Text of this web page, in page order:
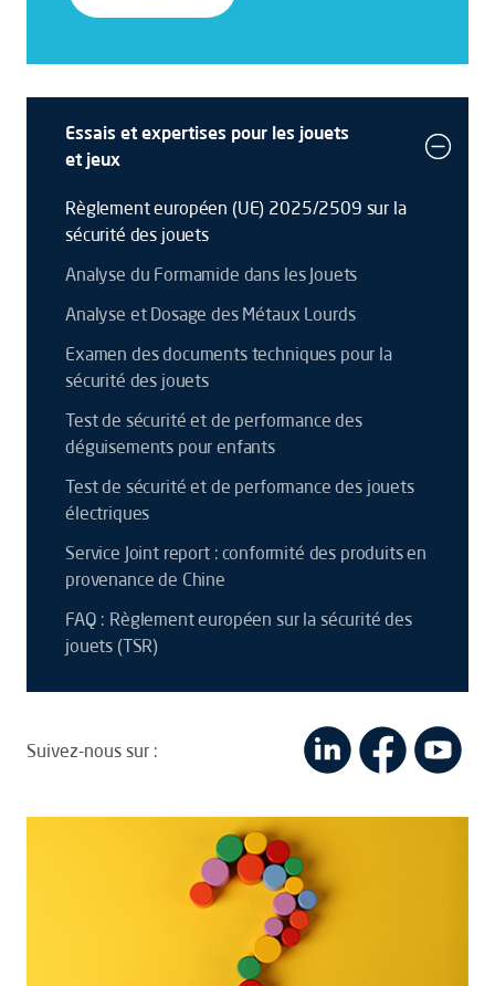
Essais et expertises pour les jouets
et jeux
Règlement européen (UE) 2025/2509 sur la
sécurité des jouets
Analyse du Formamide dans les Jouets
Analyse et Dosage des Métaux Lourds
Examen des documents techniques pour la
sécurité des jouets
Test de sécurité et de performance des
déguisements pour enfants
Test de sécurité et de performance des jouets
électriques
Service Joint report : conformité des produits en
provenance de Chine
FAQ : Règlement européen sur la sécurité des
jouets (TSR)
Suivez-nous sur :